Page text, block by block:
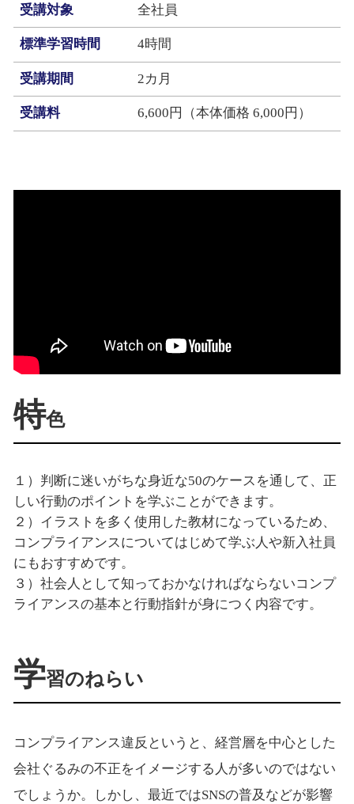
受講対象 全社員
標準学習時間 4時間
受講期間 2カ月
受講料 6,600円（本体価格 6,000円）
特色
１）判断に迷いがちな身近な50のケースを通して、正
しい行動のポイントを学ぶことができます。
２）イラストを多く使用した教材になっているため、
コンプライアンスについてはじめて学ぶ人や新入社員
にもおすすめです。
３）社会人として知っておかなければならないコンプ
ライアンスの基本と行動指針が身につく内容です。
学習のねらい
コンプライアンス違反というと、経営層を中心とした
会社ぐるみの不正をイメージする人が多いのではない
でしょうか。しかし、最近ではSNSの普及などが影響